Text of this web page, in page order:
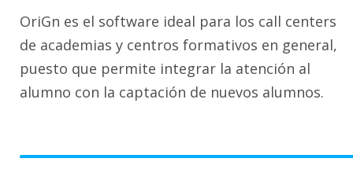
OriGn es el software ideal para los call centers
de academias y centros formativos en general,
puesto que permite integrar la atención al
alumno con la captación de nuevos alumnos.